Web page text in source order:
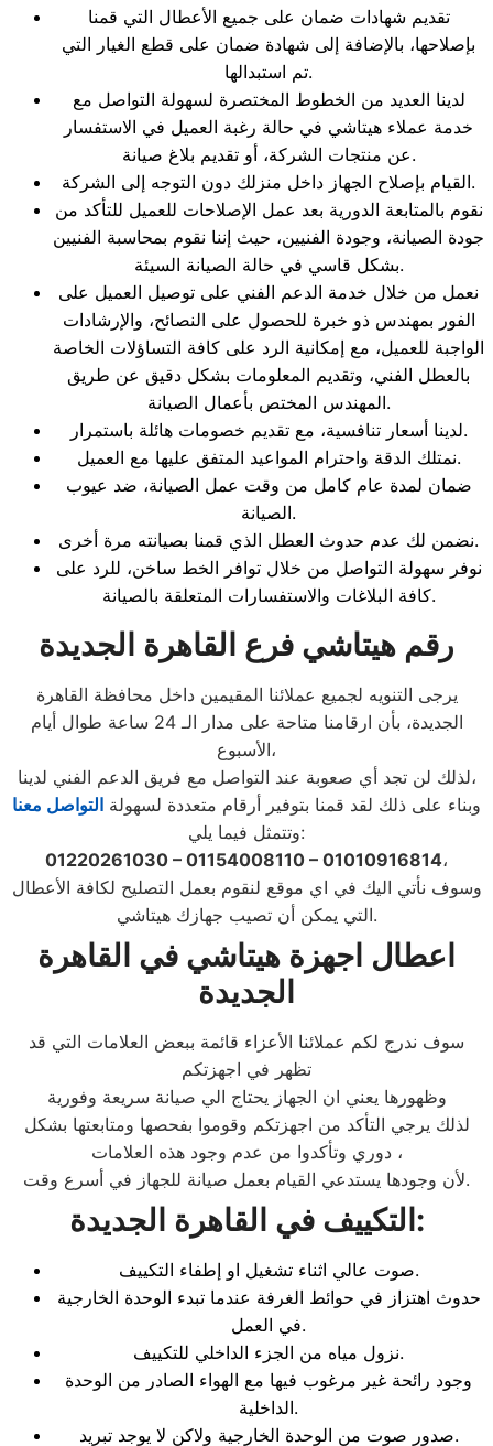
تقديم شهادات ضمان على جميع الأعطال التي قمنا
بإصلاحها، بالإضافة إلى شهادة ضمان على قطع الغيار التي
تم استبدالها.
لدينا العديد من الخطوط المختصرة لسهولة التواصل مع
خدمة عملاء هيتاشي في حالة رغبة العميل في الاستفسار
عن منتجات الشركة، أو تقديم بلاغ صيانة.
القيام بإصلاح الجهاز داخل منزلك دون التوجه إلى الشركة.
نقوم بالمتابعة الدورية بعد عمل الإصلاحات للعميل للتأكد من
جودة الصيانة، وجودة الفنيين، حيث إننا نقوم بمحاسبة الفنيين
بشكل قاسي في حالة الصيانة السيئة.
نعمل من خلال خدمة الدعم الفني على توصيل العميل على
الفور بمهندس ذو خبرة للحصول على النصائح، والإرشادات
الواجبة للعميل، مع إمكانية الرد على كافة التساؤلات الخاصة
بالعطل الفني، وتقديم المعلومات بشكل دقيق عن طريق
المهندس المختص بأعمال الصيانة.
لدينا أسعار تنافسية، مع تقديم خصومات هائلة باستمرار.
نمتلك الدقة واحترام المواعيد المتفق عليها مع العميل.
ضمان لمدة عام كامل من وقت عمل الصيانة، ضد عيوب
الصيانة.
نضمن لك عدم حدوث العطل الذي قمنا بصيانته مرة أخرى.
نوفر سهولة التواصل من خلال توافر الخط ساخن، للرد على
كافة البلاغات والاستفسارات المتعلقة بالصيانة.
رقم هيتاشي فرع القاهرة الجديدة
يرجى التنويه لجميع عملائنا المقيمين داخل محافظة القاهرة
الجديدة، بأن ارقامنا متاحة على مدار الـ 24 ساعة طوال أيام
الأسبوع،
لذلك لن تجد أي صعوبة عند التواصل مع فريق الدعم الفني لدينا،
وبناء على ذلك لقد قمنا بتوفير أرقام متعددة لسهولة التواصل معنا
وتتمثل فيما يلي:
01220261030 – 01154008110 – 01010916814،
وسوف نأتي اليك في اي موقع لنقوم بعمل التصليح لكافة الأعطال
التي يمكن أن تصيب جهازك هيتاشي.
اعطال اجهزة هيتاشي في القاهرة
الجديدة
سوف ندرج لكم عملائنا الأعزاء قائمة ببعض العلامات التي قد
تظهر في اجهزتكم
وظهورها يعني ان الجهاز يحتاج الي صيانة سريعة وفورية
لذلك يرجي التأكد من اجهزتكم وقوموا بفحصها ومتابعتها بشكل
دوري وتأكدوا من عدم وجود هذه العلامات ،
لأن وجودها يستدعي القيام بعمل صيانة للجهاز في أسرع وقت.
التكييف في القاهرة الجديدة :
صوت عالي اثناء تشغيل او إطفاء التكييف.
حدوث اهتزاز في حوائط الغرفة عندما تبدء الوحدة الخارجية
في العمل.
نزول مياه من الجزء الداخلي للتكييف.
وجود رائحة غير مرغوب فيها مع الهواء الصادر من الوحدة
الداخلية.
صدور صوت من الوحدة الخارجية ولاكن لا يوجد تبريد.